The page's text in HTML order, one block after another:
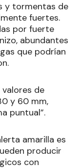
y tormentas de
fuertes.
por fuerte
abundantes
que podrían
valores de
y 60 mm,
puntual”.
amarilla es
producir
con